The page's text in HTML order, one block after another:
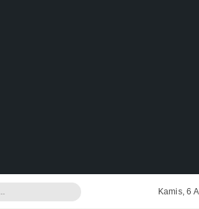
Kamis, 6